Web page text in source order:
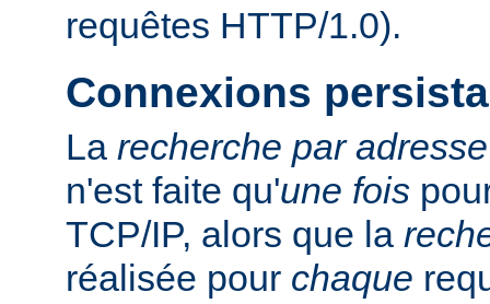
requêtes HTTP/1.0).
Connexions
La recherche par
n'est faite qu'une fois
TCP/IP, alors que la
réalisée pour chaque